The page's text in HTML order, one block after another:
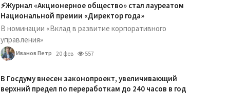
⚡️Журнал «Акционерное общество» стал лауреатом
Национальной премии «Директор года»
В номинации «Вклад в развитие корпоративного
управления»
Иванов Петр 20 фев 557
В Госдуму внесен законопроект, увеличивающий
верхний предел по переработкам до 240 часов в год